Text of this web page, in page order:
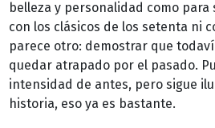
belleza y personalidad como
con los clásicos de los setenta ni
parece otro: demostrar que
quedar atrapado por el pasado.
intensidad de antes, pero sigue
historia, eso ya es bastante.